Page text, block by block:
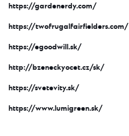
https://gardenerdy.com/
https://twofrugalfairfielders.com/
https://egoodwill.sk/
http://bzeneckyocet.cz/sk/
https://svetevity.sk/
https://www.lumigreen.sk/